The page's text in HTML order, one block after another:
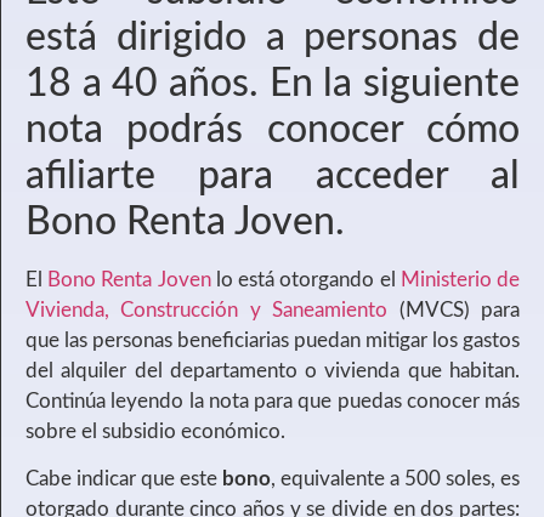
está dirigido a personas de
18 a 40 años. En la siguiente
nota podrás conocer cómo
afiliarte para acceder al
Bono Renta Joven.
El Bono Renta Jovenlo está otorgando el
Ministerio de
Vivienda, Construcción y Saneamiento (MVCS) para
que las personas beneficiarias puedan mitigar los gastos
del alquiler del departamento o vivienda que habitan.
Continúa leyendo la nota para que puedas conocer más
sobre el subsidio económico.
Cabe indicar que este bono, equivalente a 500 soles, es
otorgado durante cinco años y se divide en dos partes: